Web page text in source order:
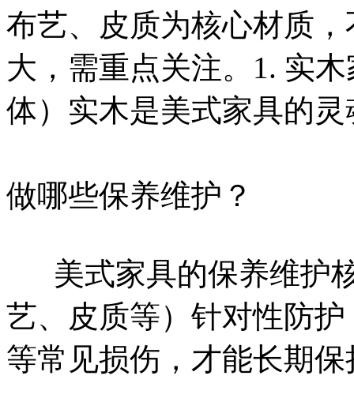
布艺、皮质为核心材质
大，需重点关注。1. 实
体）实木是美式家具的灵
做哪些保养维护？
美式家具的保养维护
艺、皮质等）针对性防
等常见损伤，才能长期